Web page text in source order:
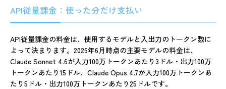
API従量課金：使った分だけ支払い
API従量課金の料金は、使用するモデルと入出力のトークン数に
よって決まります。2026年6月時点の主要モデルの料金は、
Claude Sonnet 4.6が入力100万トークンあたり3ドル・出力100万
トークンあたり15ドル、Claude Opus 4.7が入力100万トークンあ
たり5ドル・出力100万トークンあたり25ドルです。